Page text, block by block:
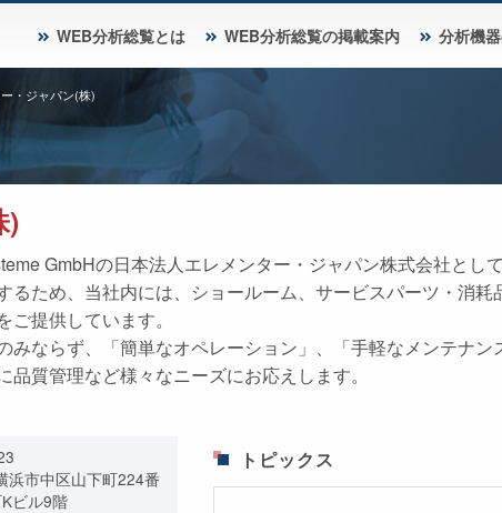
WEB分析総覧とは WEB分析総覧の掲載案内 分析機
・ジャパン(株)
)
GmbHの日本法人エレメンター・ジャパン株式会社とし
るため、当社内には、ショールーム、サービスパーツ・消
提供しています。
みならず、「簡単なオペレーション」、「手軽なメンテナ
質管理など様々なニーズにお応えします。
浜市中区山下町224番
ビル9階
トピックス